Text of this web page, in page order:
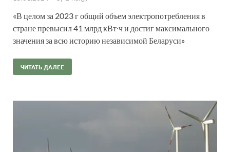
«В целом за 2023 г общий объем электропотребления в
стране превысил 41 млрд кВт∙ч и достиг максимального
значения за всю историю независимой Беларуси»
ЧИТАТЬ ДАЛЕЕ